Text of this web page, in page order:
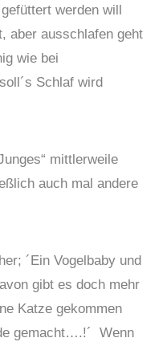
werden will
aber ausschlafen geht
wie bei
Schlaf wird
mittlerweile
auch mal andere
´Ein Vogelbaby und
gibt es doch mehr
Katze gekommen
gemacht….!´ Wenn